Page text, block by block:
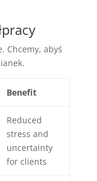
Chcemy, abyś
Benefit
Reduced
stress and
uncertainty
for clients